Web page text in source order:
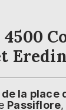
4500
la place
Passiflore